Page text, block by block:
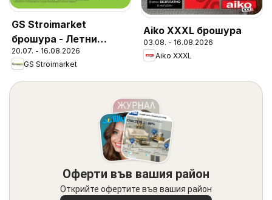
GS Stroimarket
брошура - Летни
предложения
20.07. - 16.08.2026
GS Stroimarket
Aiko XXXL брошура
03.08. - 16.08.2026
Aiko XXXL
Оферти във вашия район
Открийте офертите във вашия район